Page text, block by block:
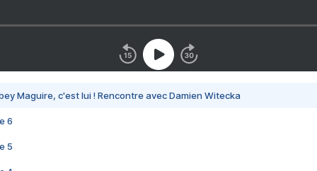
Maguire, c'est lui ! Rencontre avec Damien Witecka
6
5